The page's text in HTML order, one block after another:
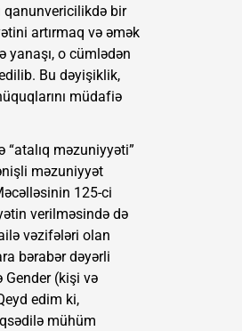
qanunvericilikdə bir
artırmaq və əmək
yanaşı, o cümlədən
Bu dəyişiklik,
müdafiə
məzuniyyəti”
məzuniyyət
125-ci
verilməsində də
vəzifələri olan
bərabər dəyərli
Gender (kişi və
edim ki,
mühüm